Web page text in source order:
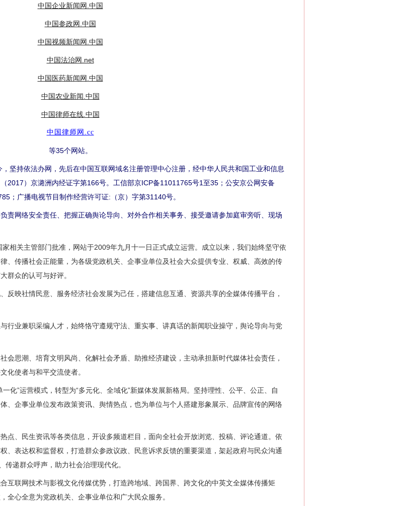
中国企业新闻网.中国
中国参政网.中国
中国视频新闻网.中国
中国法治网.net
中国医药新闻网.中国
中国农业新闻.中国
中国律师在线.中国
中国律师网.cc
等35个网站。
持依法办网，先后在中国互联网域名注册管理中心注册，经中华人民共和国工业和信息
2017）京潞洲内经证字第166号。工信部京ICP备11011765号1至35；公安京公网安备
；广播电视节目制作经营许可证:（京）字第31140号。
网络安全责任、把握正确舆论导向、对外合作相关事务、接受邀请参加庭审旁听、现场
关主管部门批准，网站于2009年九月十一日正式成立运营。成立以来，我们始终坚守依
、传播社会正能量，为各级党政机关、企事业单位及社会大众提供专业、权威、高效的传
群众的认可与好评。
映社情民意、服务经济社会发展为己任，搭建信息互通、资源共享的全媒体传播平台，
业兼职采编人才，始终恪守遵规守法、重实事、讲真话的新闻职业操守，舆论导向与党
思潮、培育文明风尚、化解社会矛盾、助推经济建设，主动承担新时代媒体社会责任，
化使者与和平交流使者。
”运营模式，转型为“多元化、全域化”新媒体发展新格局。坚持理性、公平、公正、自
、企事业单位发布政策资讯、舆情热点，也为单位与个人搭建形象展示、品牌宣传的网络
、民生资讯等各类信息，开设多频道栏目，面向全社会开放浏览、投稿、评论通道。依
、表达权和监督权，打造群众参政议政、民意诉求反馈的重要渠道，架起政府与民众沟通
传递群众呼声，助力社会治理现代化。
联网技术与影视文化传媒优势，打造跨地域、跨国界、跨文化的中英文全媒体传播矩
全心全意为党政机关、企事业单位和广大民众服务。